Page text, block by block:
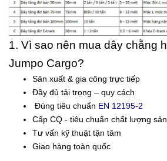
1. Vì sao nên mua dây chằng
Jumpo Cargo?
Sản xuất & gia công trực tiếp
Đầy đủ tải trọng – quy cách
Đúng tiêu chuẩn EN 12195-2
Cấp CQ - tiêu chuẩn chất lượng
Tư vấn kỹ thuật tận tâm
Giao hàng toàn quốc